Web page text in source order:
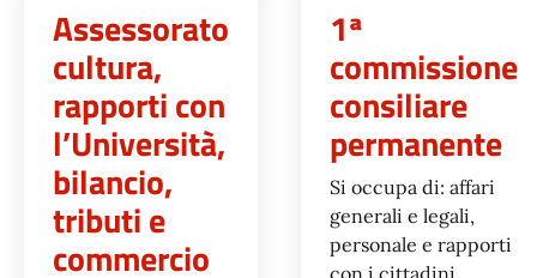
Assessorato
cultura,
rapporti con
l’Università,
bilancio,
tributi e
commercio
1ª
commissione
consiliare
permanente
Si occupa di: affari
generali e legali,
personale e rapporti
con i cittadini,